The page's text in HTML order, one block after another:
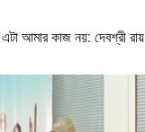
আমার কাজ নয়: দেবশ্রী রায়